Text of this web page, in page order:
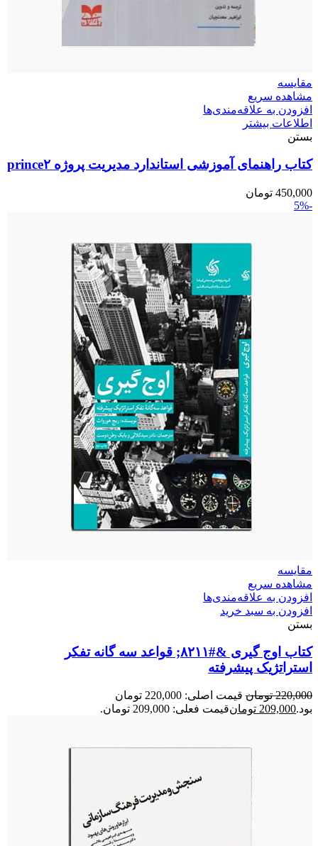
مقایسه
مشاهده سریع
افزودن به علاقه‌مندی‌ها
اطلاعات بیشتر
بستن
کتاب راهنمای آموزشی استاندارد مدیریت پروژه prince۲
450,000 تومان
-5%
مقایسه
مشاهده سریع
افزودن به علاقه‌مندی‌ها
افزودن به سبد خرید
بستن
کتاب اوج گیری &#۸۲۱۱; قواعد سه گانه تفکر
استراتژیک پیشرفته
220,000 تومان
قیمت اصلی: 220,000 تومان
بود.209,000 تومانقیمت فعلی: 209,000 تومان.